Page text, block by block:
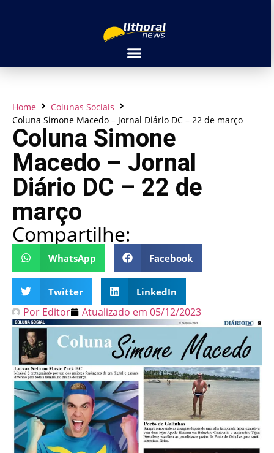
Home
Colunas Sociais
Coluna Simone Macedo – Jornal Diário DC – 22 de março
Coluna Simone
Macedo – Jornal
Diário DC – 22 de
março
Compartilhe:
WhatsApp Facebook
Twitter LinkedIn
Por Editor Atualizado em 05/12/2023